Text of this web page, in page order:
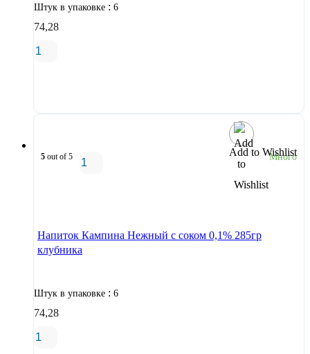
Штук в упаковке : 6
74,28
Add to Wishlist
5 out of 5 Много
Напиток Кампина Нежный с соком 0,1% 285гр
клубника
Штук в упаковке : 6
74,28